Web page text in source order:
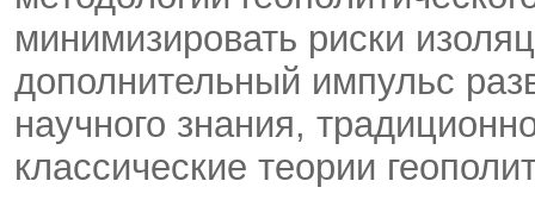
минимизировать риски
дополнительный импульс
научного знания,
классические теории